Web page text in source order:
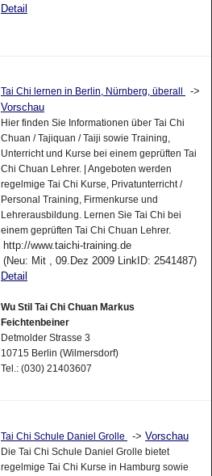
Detail
Tai Chi lernen in Berlin, Nürnberg, überall
->
Vorschau
Hier finden Sie Informationen über Tai Chi
Chuan / Tajiquan / Taiji sowie Training,
Unterricht und Kurse bei einem geprüften Tai
Chi Chuan Lehrer. | Angeboten werden
regelmige Tai Chi Kurse, Privatunterricht /
Personal Training, Firmenkurse und
Lehrerausbildung. Lernen Sie Tai Chi bei
einem geprüften Tai Chi Chuan Lehrer.
http://www.taichi-training.de
(Neu: Mit , 09.Dez 2009 LinkID: 2541487)
Detail
Wu Stil Tai Chi Chuan Markus
Feichtenbeiner
Detmolder Strasse 3
10715 Berlin (Wilmersdorf)
Tel.: (030) 21403607
Tai Chi Schule Daniel Grolle -> Vorschau
Die Tai Chi Schule Daniel Grolle bietet
regelmige Tai Chi Kurse in Hamburg sowie